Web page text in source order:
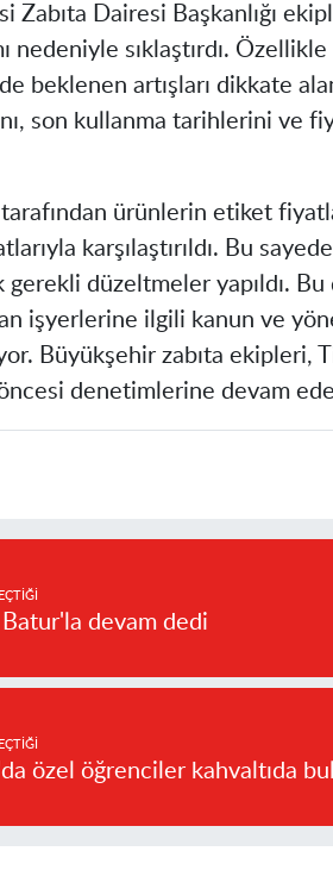
Zabıta Dairesi Başkanlığı
nedeniyle sıklaştırdı.
beklenen artışları dikkate
son kullanma tarihlerini ve
tarafından ürünlerin etiket
karşılaştırıldı. Bu
gerekli düzeltmeler yapıldı.
işyerlerine ilgili kanun ve
Büyükşehir zabıta ekipleri,
denetimlerine devam
devam dedi
özel öğrenciler kahvaltıda